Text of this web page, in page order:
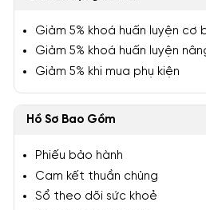
Giảm 5% khoá huấn luyện cơ
Giảm 5% khoá huấn luyện
Giảm 5% khi mua phụ kiện
Hồ Sơ Bao Gồm
Phiếu bảo hành
Cam kết thuần chủng
Sổ theo dõi sức khoẻ